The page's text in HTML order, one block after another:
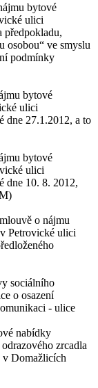
bytové
ulici
předpokladu,
osobou“ ve smyslu
podmínky
bytové
ulici
dne 27.1.2012, a to
bytové
ulici
dne 10. 8. 2012,
o nájmu
Petrovické ulici
sociálního
o osazení
- ulice
nabídky
zrcadla
v Domažlicích